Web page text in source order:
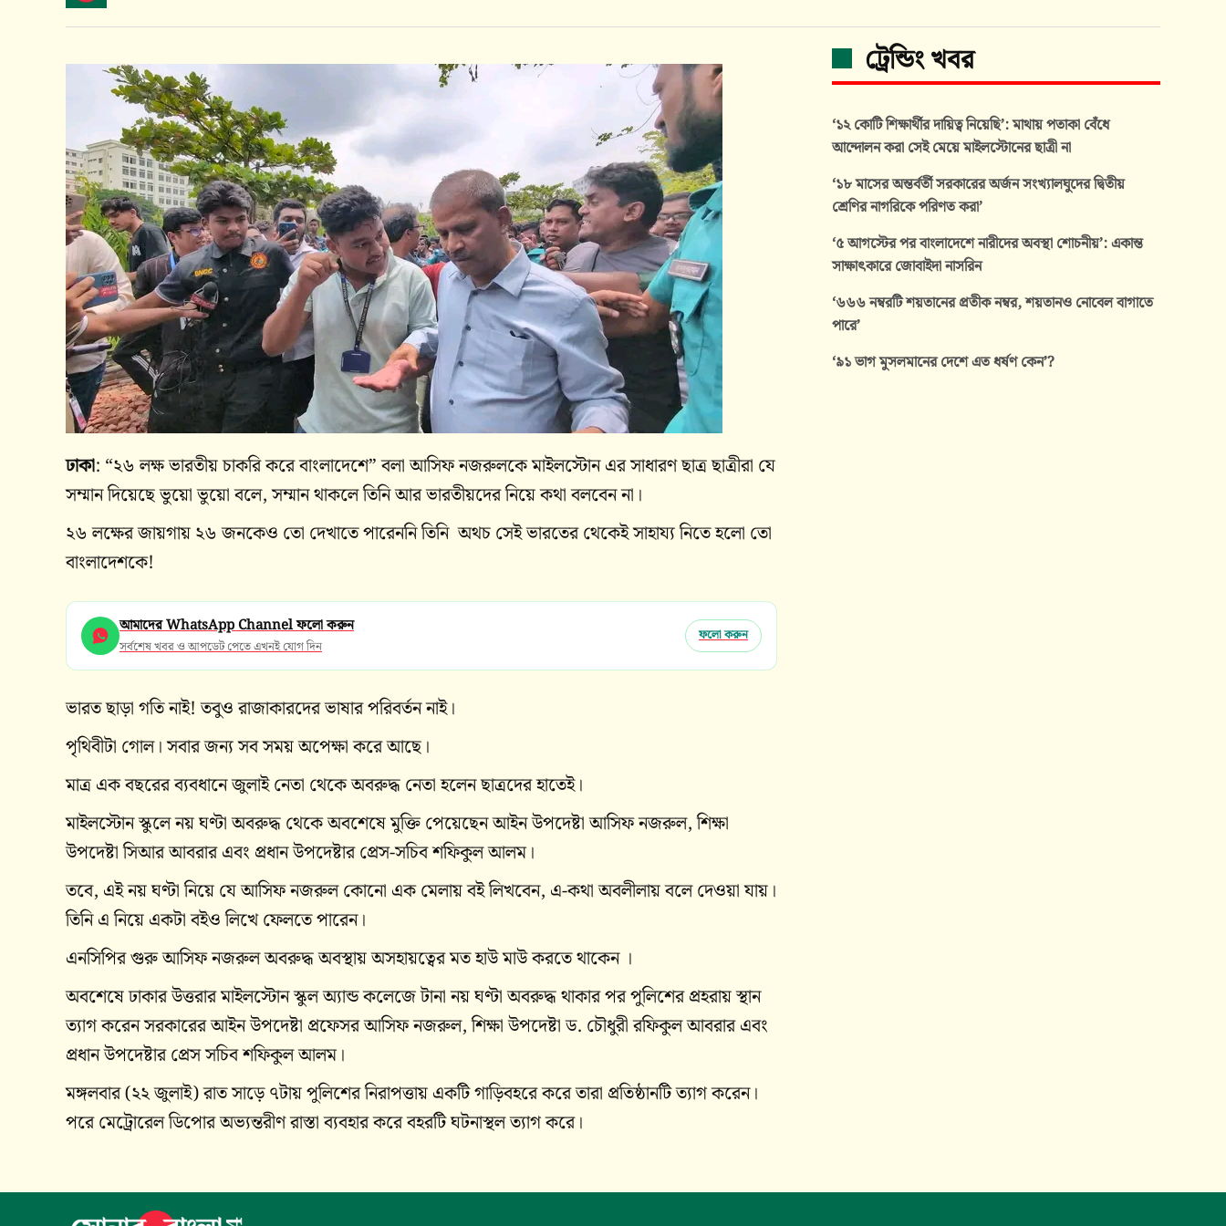
ঢাকা: “২৬ লক্ষ ভারতীয় চাকরি করে বাংলাদেশে” বলা আসিফ নজরুলকে মাইলস্টোন এর সাধারণ ছাত্র ছাত্রীরা যে
সম্মান দিয়েছে ভুয়ো ভুয়ো বলে, সম্মান থাকলে তিনি আর ভারতীয়দের নিয়ে কথা বলবেন না।
২৬ লক্ষের জায়গায় ২৬ জনকেও তো দেখাতে পারেননি তিনি ‌ অথচ সেই ভারতের থেকেই সাহায্য নিতে হলো তো
বাংলাদেশকে!
আমাদের WhatsApp Channel ফলো করুন
সর্বশেষ খবর ও আপডেট পেতে এখনই যোগ দিন
ফলো করুন
ভারত ছাড়া গতি নাই! তবুও রাজাকারদের ভাষার পরিবর্তন নাই।
পৃথিবীটা গোল। সবার জন্য সব সময় অপেক্ষা করে আছে।
মাত্র এক বছরের ব‍্যবধানে জুলাই নেতা থেকে অবরুদ্ধ নেতা হলেন ছাত্রদের হাতেই।
মাইলস্টোন স্কুলে নয় ঘণ্টা অবরুদ্ধ থেকে অবশেষে মুক্তি পেয়েছেন আইন উপদেষ্টা আসিফ নজরুল, শিক্ষা
উপদেষ্টা সিআর আবরার এবং প্রধান উপদেষ্টার প্রেস-সচিব শফিকুল আলম।
তবে, এই নয় ঘণ্টা নিয়ে যে আসিফ নজরুল কোনো এক মেলায় বই লিখবেন, এ-কথা অবলীলায় বলে দেওয়া যায়।
তিনি এ নিয়ে একটা বইও লিখে ফেলতে পারেন।
এনসিপির গুরু আসিফ নজরুল অবরুদ্ধ অবস্থায় অসহায়ত্বের মত হাউ মাউ করতে থাকেন ।
অবশেষে ঢাকার উত্তরার মাইলস্টোন স্কুল অ্যান্ড কলেজে টানা নয় ঘণ্টা অবরুদ্ধ থাকার পর পুলিশের প্রহরায় স্থান
ত্যাগ করেন সরকারের আইন উপদেষ্টা প্রফেসর আসিফ নজরুল, শিক্ষা উপদেষ্টা ড. চৌধুরী রফিকুল আবরার এবং
প্রধান উপদেষ্টার প্রেস সচিব শফিকুল আলম।
মঙ্গলবার (২২ জুলাই) রাত সাড়ে ৭টায় পুলিশের নিরাপত্তায় একটি গাড়িবহরে করে তারা প্রতিষ্ঠানটি ত্যাগ করেন।
পরে মেট্রোরেল ডিপোর অভ্যন্তরীণ রাস্তা ব্যবহার করে বহরটি ঘটনাস্থল ত্যাগ করে।
ট্রেন্ডিং খবর
‘১২ কোটি শিক্ষার্থীর দায়িত্ব নিয়েছি’: মাথায় পতাকা বেঁধে
আন্দোলন করা সেই মেয়ে মাইলস্টোনের ছাত্রী না
‘১৮ মাসের অন্তর্বর্তী সরকারের অর্জন সংখ্যালঘুদের দ্বিতীয়
শ্রেণির নাগরিকে পরিণত করা’
‘৫ আগস্টের পর বাংলাদেশে নারীদের অবস্থা শোচনীয়’: একান্ত
সাক্ষাৎকারে জোবাইদা নাসরিন
‘৬৬৬ নম্বরটি শয়তানের প্রতীক নম্বর, শয়তানও নোবেল বাগাতে
পারে’
‘৯১ ভাগ মুসলমানের দেশে এত ধর্ষণ কেন’?